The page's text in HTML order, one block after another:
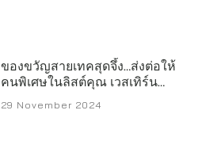
ของขวัญสายเทคสุดจึ้ง…ส่งต่อให้
คนพิเศษในลิสต์คุณ เวสเทิร์น
ดิจิตอล เปิดลิสต์สตอเรจ
ประสิทธิภาพสูงที่พร้อมเสริ์ฟทุก
29 November 2024